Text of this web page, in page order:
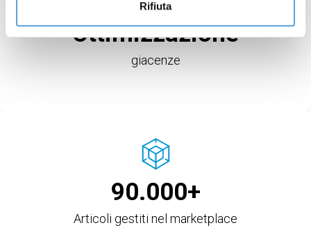
Rifiuta
Ottimizzazione
giacenze
90.000+
Articoli gestiti nel marketplace